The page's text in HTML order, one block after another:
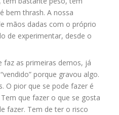
bem thrash. A nossa
mãos dadas com o próprio
de experimentar, desde o
faz as primeiras demos, já
porque gravou algo.
O pior que se pode fazer é
que fazer o que se gosta
fazer. Tem de ter o risco